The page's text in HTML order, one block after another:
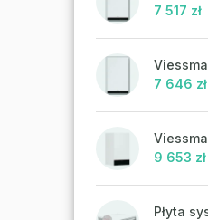
7 517 zł
7 646 zł
9 653 zł